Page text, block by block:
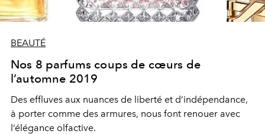
BEAUTÉ
Nos 8 parfums coups de cœurs de
l’automne 2019
Des effluves aux nuances de liberté et d’indépendance,
à porter comme des armures, nous font renouer avec
l’élégance olfactive.